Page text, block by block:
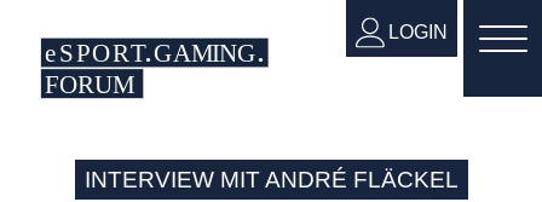
LOGIN
INTERVIEW MIT ANDRÉ FLÄCKEL